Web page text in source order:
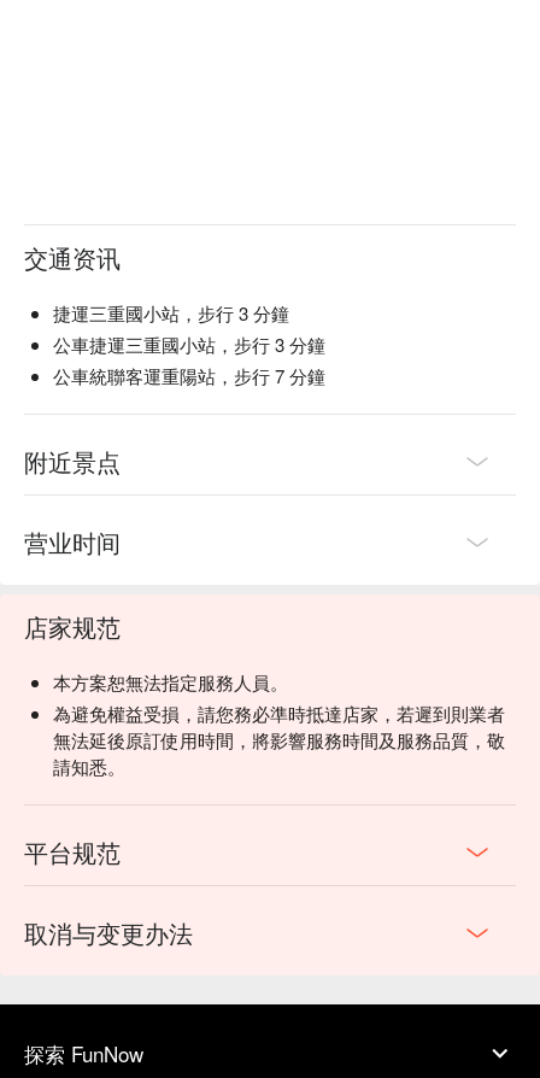
交通资讯
捷運三重國小站，步行 3 分鐘
公車捷運三重國小站，步行 3 分鐘
公車統聯客運重陽站，步行 7 分鐘
附近景点
营业时间
店家规范
本方案恕無法指定服務人員。
為避免權益受損，請您務必準時抵達店家，若遲到則業者
無法延後原訂使用時間，將影響服務時間及服務品質，敬
請知悉。
平台规范
取消与变更办法
探索 FunNow